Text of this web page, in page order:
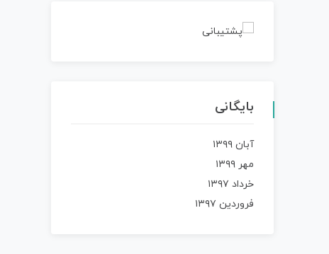
بایگانی
آبان ۱۳۹۹
مهر ۱۳۹۹
خرداد ۱۳۹۷
فروردین ۱۳۹۷